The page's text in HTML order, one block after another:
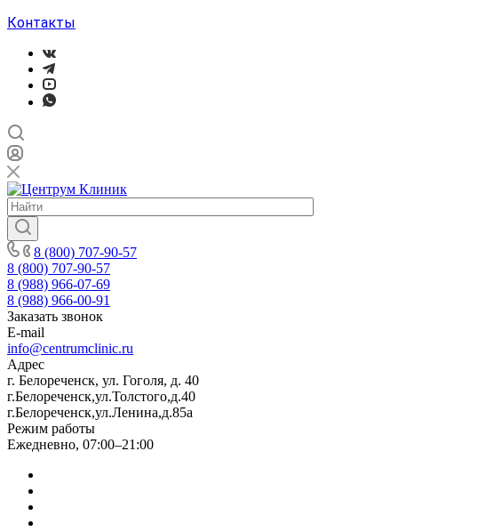
Контакты
8 (800) 707-90-57
8 (800) 707-90-57
8 (988) 966-07-69
8 (988) 966-00-91
Заказать звонок
E-mail
info@centrumclinic.ru
Адрес
г. Белореченск, ул. Гоголя, д. 40
г.Белореченск,ул.Толстого,д.40
г.Белореченск,ул.Ленина,д.85а
Режим работы
Ежедневно, 07:00–21:00